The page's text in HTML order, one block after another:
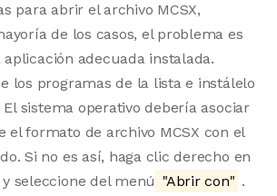
para abrir el archivo MCSX,
de los casos, el problema es
adecuada instalada.
los programas de la lista e instálelo
sistema operativo debería asociar
el formato de archivo MCSX con el
Si no es así, haga clic derecho en
seleccione del menú "Abrir con" .